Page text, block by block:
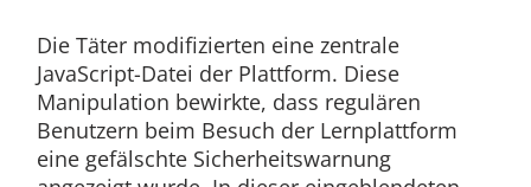
Die Täter modifizierten eine zentrale
JavaScript-Datei der Plattform. Diese
Manipulation bewirkte, dass regulären
Benutzern beim Besuch der Lernplattform
eine gefälschte Sicherheitswarnung